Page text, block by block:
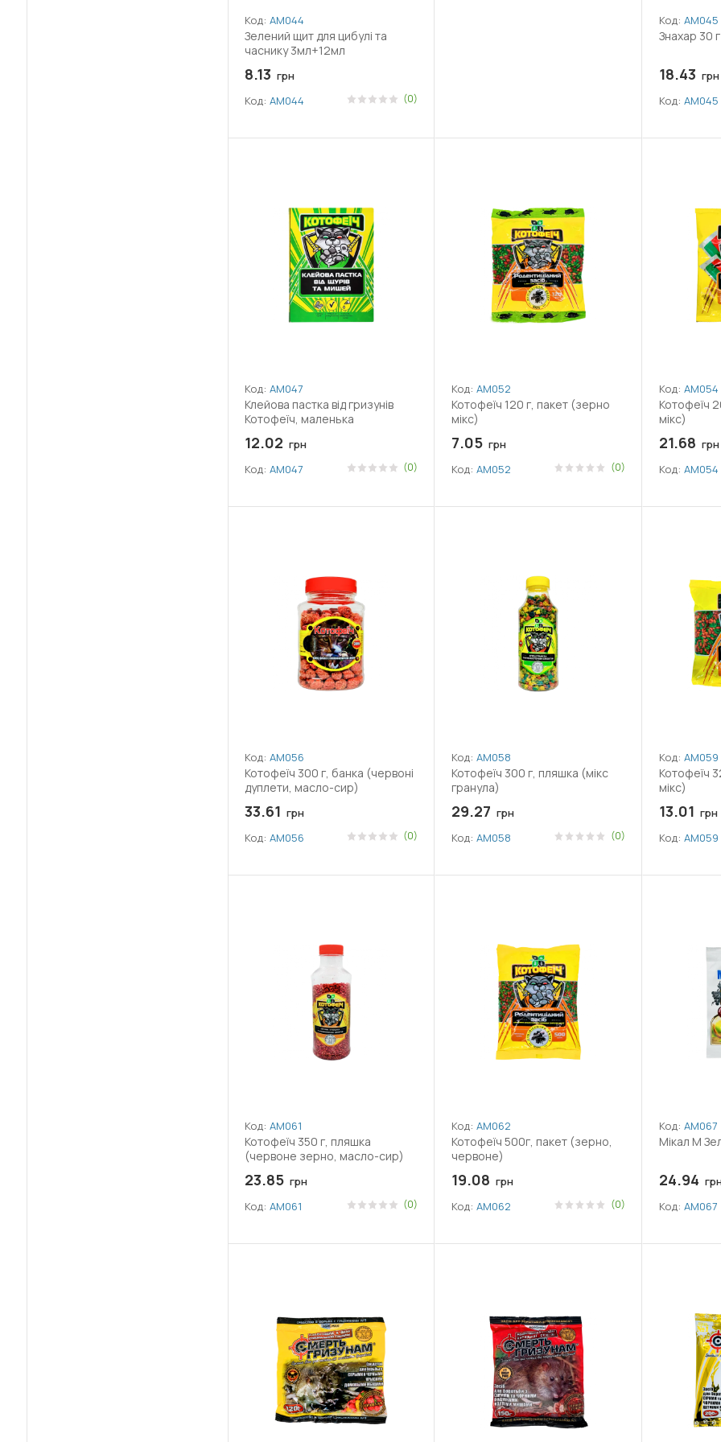
Код: АМ044
Зелений щит для цибулі та
часнику 3мл+12мл
8.13 грн
Код: АМ044 (0)
Код: АМ045
Знахар 30 г
18.43 грн
Код: АМ045
Код: АМ047
Клейова пастка від гризунів
Котофеїч, маленька
12.02 грн
Код: АМ047 (0)
Код: АМ052
Котофеїч 120 г, пакет (зерно
мікс)
7.05 грн
Код: АМ052 (0)
Код: АМ054
Котофеїч
мікс)
21.68 грн
Код: АМ054
Код: АМ056
Котофеїч 300 г, банка (червоні
дуплети, масло-сир)
33.61 грн
Код: АМ056 (0)
Код: АМ058
Котофеїч 300 г, пляшка (мікс
гранула)
29.27 грн
Код: АМ058 (0)
Код: АМ059
Котофеїч
мікс)
13.01 грн
Код: АМ059
Код: АМ061
Котофеїч 350 г, пляшка
(червоне зерно, масло-сир)
23.85 грн
Код: АМ061 (0)
Код: АМ062
Котофеїч 500г, пакет (зерно,
червоне)
19.08 грн
Код: АМ062 (0)
Код: АМ067
Мікал М
24.94
Код: АМ067